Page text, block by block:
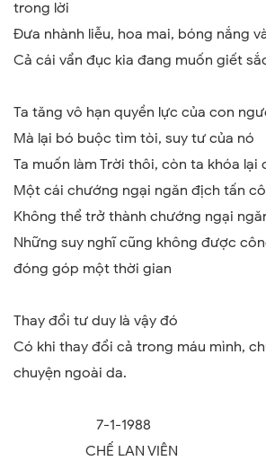
trong lời
Đưa nhành liễu, hoa mai, bóng nắng
Cả cái vẩn đục kia đang muốn giết
Ta tăng vô hạn quyền lực của con
Mà lại bó buộc tìm tòi, suy tư của nó
Ta muốn làm Trời thôi, còn ta khóa lại
Một cái chướng ngại ngăn địch tấn
Không thể trở thành chướng ngại
Những suy nghĩ cũng không được
đóng góp một thời gian
Thay đổi tư duy là vậy đó
Có khi thay đổi cả trong máu mình,
chuyện ngoài da.
7-1-1988
CHẾ LAN VIÊN